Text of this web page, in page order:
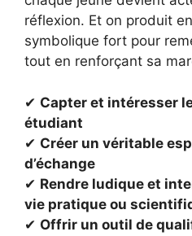
réflexion. Et on produit
symbolique fort pour
tout en renforçant sa
✔ Capter et intéresser
étudiant
✔ Créer un véritable
d’échange
✔ Rendre ludique et
vie pratique ou
✔ Offrir un outil de